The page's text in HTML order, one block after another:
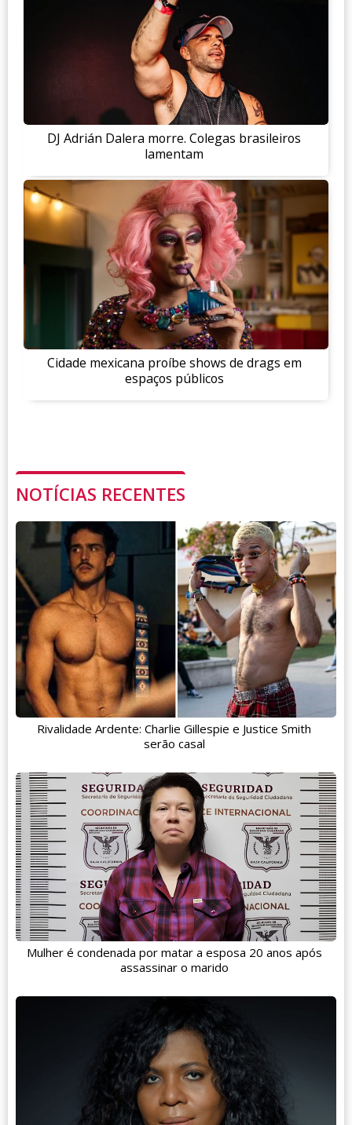
DJ Adrián Dalera morre. Colegas brasileiros
lamentam
Cidade mexicana proíbe shows de drags em
espaços públicos
NOTÍCIAS RECENTES
Rivalidade Ardente: Charlie Gillespie e Justice Smith
serão casal
Mulher é condenada por matar a esposa 20 anos após
assassinar o marido